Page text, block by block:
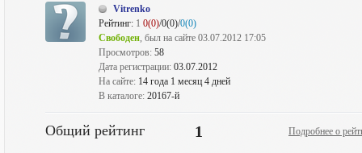
Vitrenko
Рейтинг: 1 0(0)/0(0)/0(0)
Свободен, был на сайте 03.07.2012 17:05
Просмотров: 58
Дата регистрации: 03.07.2012
На сайте: 14 года 1 месяц 4 дней
В каталоге: 20167-й
Общий рейтинг 1 Подробнее о